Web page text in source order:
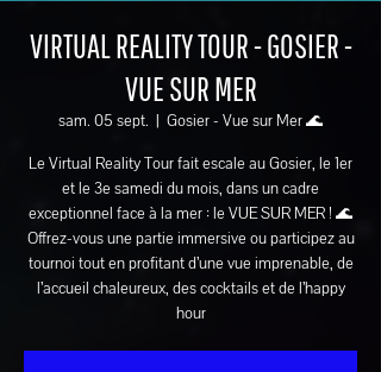
VIRTUAL REALITY TOUR - GOSIER -
VUE SUR MER
sam. 05 sept.
  |
Gosier - Vue sur Mer 🌊
Le Virtual Reality Tour fait escale au Gosier, le 1er
et le 3e samedi du mois, dans un cadre
exceptionnel face à la mer : le VUE SUR MER ! 🌊
Offrez-vous une partie immersive ou participez au
tournoi tout en profitant d’une vue imprenable, de
l’accueil chaleureux, des cocktails et de l’happy
hour